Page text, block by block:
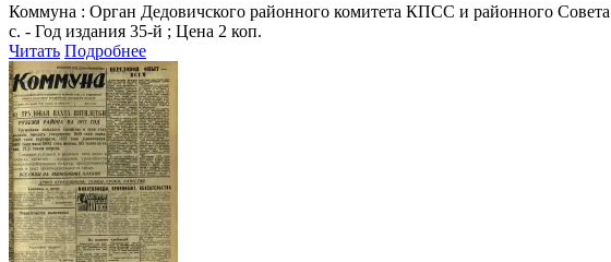
Коммуна : Орган Дедовичского районного комитета КПСС и районного
с. - Год издания 35-й ; Цена 2 коп.
Читать Подробнее